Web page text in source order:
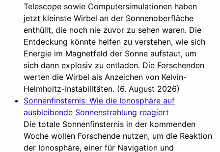
Telescope sowie Computersimulationen haben
jetzt kleinste Wirbel an der Sonnenoberfläche
enthüllt, die noch nie zuvor zu sehen waren. Die
Entdeckung könnte helfen zu verstehen, wie sich
Energie im Magnetfeld der Sonne aufstaut, um
sich dann explosiv zu entladen. Die Forschenden
werten die Wirbel als Anzeichen von Kelvin-
Helmholtz-Instabilitäten. (6. August 2026)
Sonnenfinsternis: Wie die Ionosphäre auf
ausbleibende Sonnenstrahlung reagiert
Die totale Sonnenfinsternis in der kommenden
Woche wollen Forschende nutzen, um die Reaktion
der Ionosphäre, einer für Navigation und